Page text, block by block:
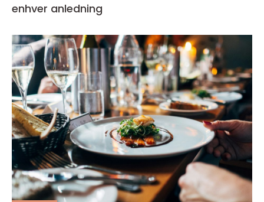
enhver anledning